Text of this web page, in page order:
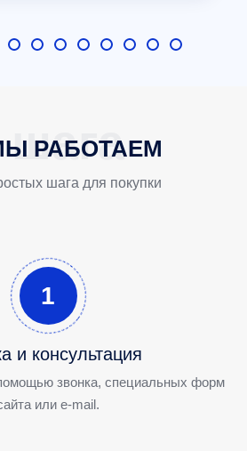
РАБОТАЕМ
шага для покупки
1
и консультация
звонка, специальных форм
или e-mail.